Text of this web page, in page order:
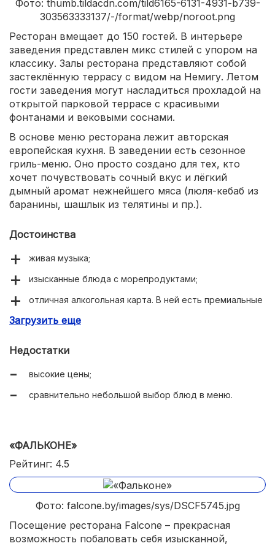
Фото: thumb.tildacdn.com/tild6165-6131-4931-b739-
303563333137/-/format/webp/noroot.png
Ресторан вмещает до 150 гостей. В интерьере
заведения представлен микс стилей с упором на
классику. Залы ресторана представляют собой
застеклённую террасу с видом на Немигу. Летом
гости заведения могут насладиться прохладой на
открытой парковой террасе с красивыми
фонтанами и вековыми соснами.
В основе меню ресторана лежит авторская
европейская кухня. В заведении есть сезонное
гриль-меню. Оно просто создано для тех, кто
хочет почувствовать сочный вкус и лёгкий
дымный аромат нежнейшего мяса (люля-кебаб из
баранины, шашлык из телятины и пр.).
Достоинства
живая музыка;
изысканные блюда с морепродуктами;
отличная алкогольная карта. В ней есть премиальные
искушённого гурмана. Коктейльная карта включает в
Загрузить еще
Недостатки
высокие цены;
сравнительно небольшой выбор блюд в меню.
«ФАЛЬКОНЕ»
Рейтинг: 4.5
Фото: falcone.by/images/sys/DSCF5745.jpg
Посещение ресторана Falcone – прекрасная
возможность побаловать себя изысканной,